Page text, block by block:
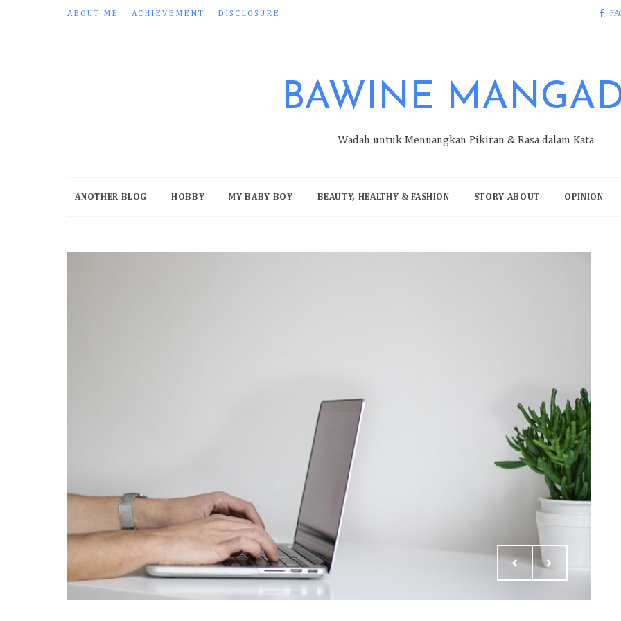
ABOUT ME ACHIEVEMENT DISCLOSURE
BAWINE
Wadah untuk Menuangkan Pikiran & Rasa dalam Kata
ANOTHER BLOG HOBBY MY BABY BOY BEAUTY, HEALTHY & FASHION STORY ABOUT OPINION